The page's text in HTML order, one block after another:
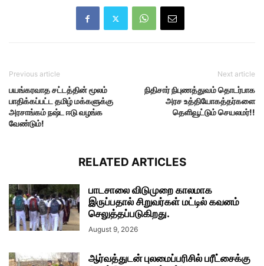
Previous article
பயங்கரவாத சட்டத்தின் மூலம்
பாதிக்கப்பட்ட தமிழ் மக்களுக்கு
அரசாங்கம் நஷ்ட ஈடு வழங்க
வேண்டும்!
Next article
நிதிசார் நிபுணத்துவம் தொடர்பாக
அரச உத்தியோகத்தர்களை
தெளிவூட்டும் செயலமர்!!
RELATED ARTICLES
பாடசாலை விடுமுறை காலமாக
இருப்பதால் சிறுவர்கள் மட்டில் கவனம்
செலுத்தப்படுகிறது.
August 9, 2026
ஆர்வத்துடன் புலமைப்பரிசில் பரீட்சைக்கு